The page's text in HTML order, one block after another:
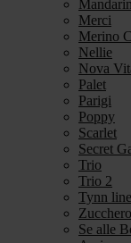
Merci
Merino
Nellie
Nova
Palet
Parigi
Poppy
Scarlet
Secret
Trio
Trio 2
Tynn line
Se alle